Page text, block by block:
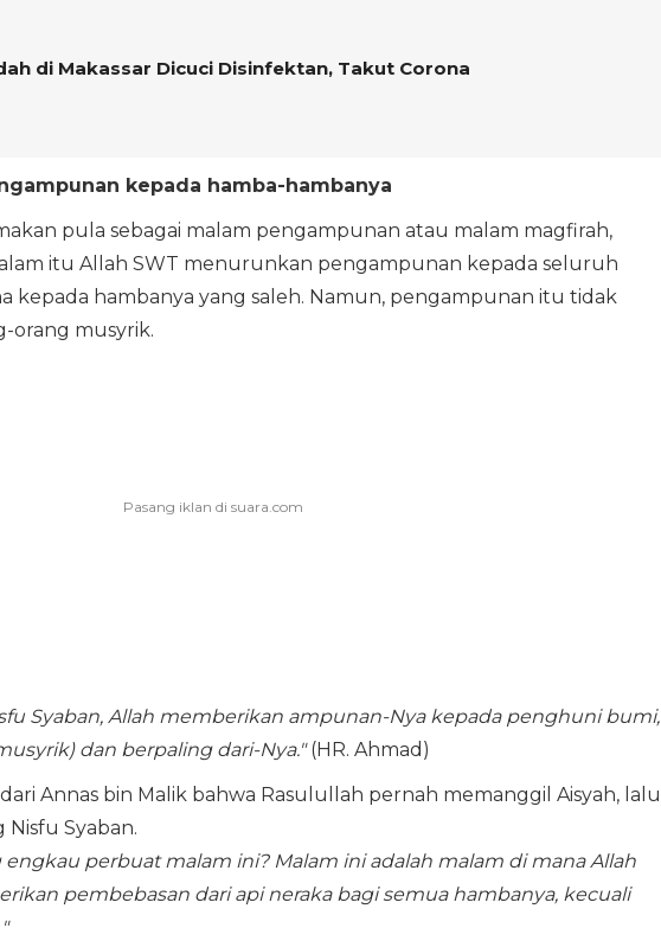
di Makassar Dicuci Disinfektan, Takut Corona
kepada hamba-hambanya
pula sebagai malam pengampunan atau malam magfirah,
itu Allah SWT menurunkan pengampunan kepada seluruh
hambanya yang saleh. Namun, pengampunan itu tidak
orang musyrik.
Syaban, Allah memberikan ampunan-Nya kepada penghuni bumi,
dan berpaling dari-Nya."(HR. Ahmad)
Annas bin Malik bahwa Rasulullah pernah memanggil Aisyah, lalu
Syaban.
engkau perbuat malam ini? Malam ini adalah malam di mana Allah
pembebasan dari api neraka bagi semua hambanya, kecuali